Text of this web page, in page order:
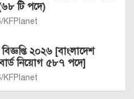
টি পদে)
KFPlanet
২০২৬ [বাংলাদেশ
নিয়োগ ৫৮৭ পদে]
KFPlanet